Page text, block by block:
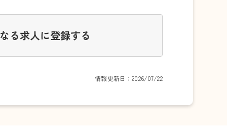
る求人に登録する
情報更新日：2026/07/22